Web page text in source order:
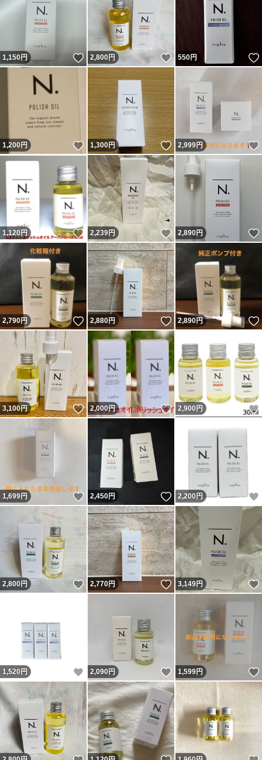
1,150円 いいね！
2,800円 いいね！
550円
1,200円 いいね！
1,300円 いいね！
2,999円
1,120 円 いいね！
2,239円 いいね！
2,890円
2,790円 いいね！
2,880円 いいね！
2,890円
3,100円 いいね！
2,000円 いいね！
2,900 円
1,699円 いいね！
2,450円 いいね！
2,200円
2,800円 いいね！
2,770円 いいね！
3,149円
1,520 円 いいね！
2,090円 いいね！
1,599円